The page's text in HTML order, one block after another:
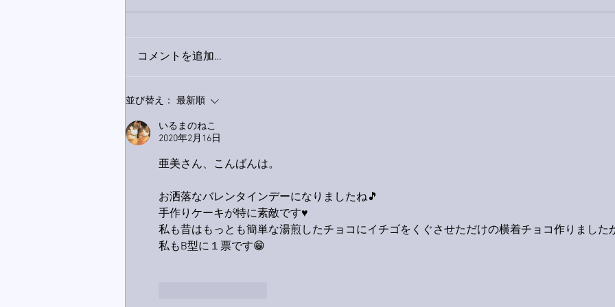
家レコーディング無事終了。
コメントを追加…
並び替え： 最新順
いるまのねこ
2020年2月16日
亜美さん、こんばんは。
お洒落なバレンタインデーになりましたね🎵
手作りケーキが特に素敵です♥️
私も昔はもっとも簡単な湯煎したチョコにイチゴをくぐさせただけの横着チョコ作りました
私もB型に１票です😁